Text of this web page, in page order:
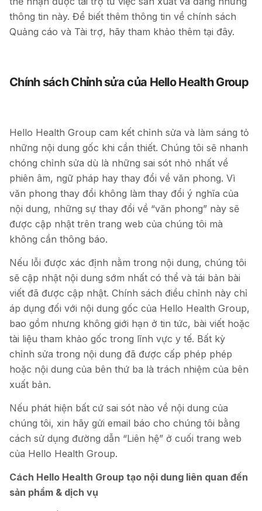
thông tin này. Để biết thêm thông tin về chính sách
Quảng cáo và Tài trợ, hãy tham khảo thêm tại đây.
Chính sách Chỉnh sửa của Hello Health Group
Hello Health Group cam kết chỉnh sửa và làm sáng tỏ
những nội dung gốc khi cần thiết. Chúng tôi sẽ nhanh
chóng chỉnh sửa dù là những sai sót nhỏ nhất về
phiên âm, ngữ pháp hay thay đổi về văn phong. Vì
văn phong thay đổi không làm thay đổi ý nghĩa của
nội dung, những sự thay đổi về “văn phong” này sẽ
được cập nhật trên trang web của chúng tôi mà
không cần thông báo.
Nếu lỗi được xác định nằm trong nội dung, chúng tôi
sẽ cập nhật nội dung sớm nhất có thể và tái bản bài
viết đã được cập nhật. Chính sách điều chỉnh này chỉ
áp dụng đối với nội dung gốc của Hello Health Group,
bao gồm nhưng không giới hạn ở tin tức, bài viết hoặc
tài liệu tham khảo gốc trong lĩnh vực y tế. Bất kỳ
chỉnh sửa trong nội dung đã được cấp phép phép
hoặc nội dung của bên thứ ba là trách nhiệm của bên
xuất bản.
Nếu phát hiện bất cứ sai sót nào về nội dung của
chúng tôi, xin hãy gửi email báo cho chúng tôi bằng
cách sử dụng đường dẫn “Liên hệ” ở cuối trang web
của Hello Health Group.
Cách Hello Health Group tạo nội dung liên quan đến
sản phẩm & dịch vụ